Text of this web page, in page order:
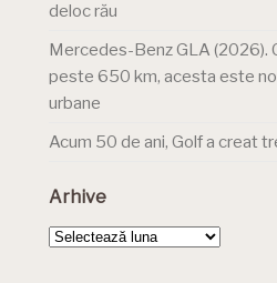
deloc rău
Mercedes-Benz GLA (2026).
peste 650 km, acesta este
urbane
Acum 50 de ani, Golf a creat
Arhive
Arhive